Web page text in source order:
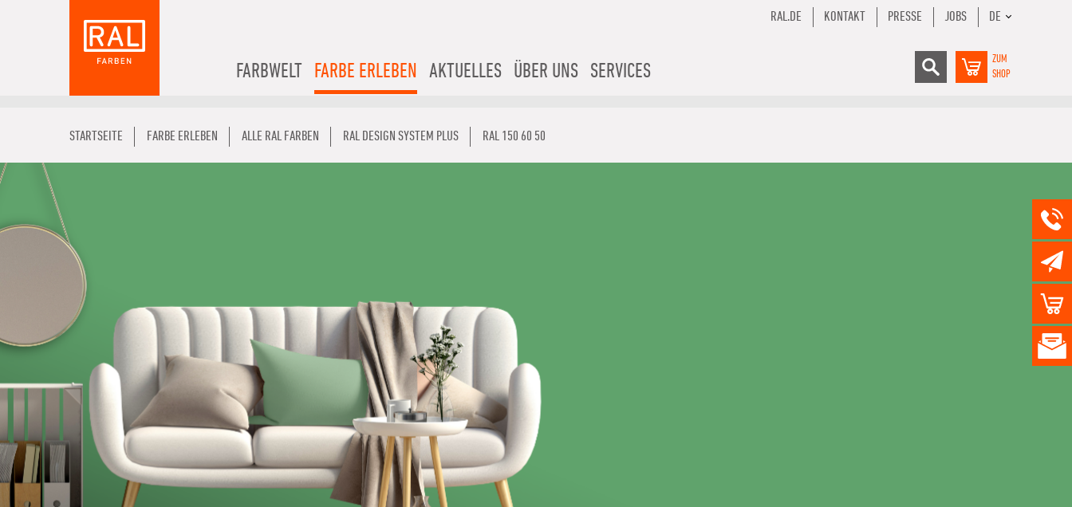
FARBWELT FARBE ERLEBEN AKTUELLES ÜBER UNS SERVICES
RAL.DE KONTAKT PRESSE JOBS DE
ZUM
SHOP
STARTSEITE FARBE ERLEBEN ALLE RAL FARBEN RAL DESIGN SYSTEM PLUS RAL 150 60 50